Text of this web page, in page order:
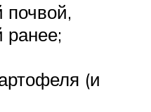
почвой,
ранее;
(и